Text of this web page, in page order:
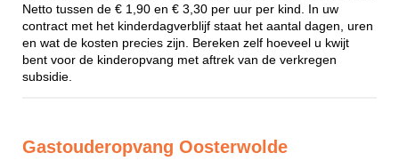
Netto tussen de € 1,90 en € 3,30 per uur per kind. In uw
contract met het kinderdagverblijf staat het aantal dagen, uren
en wat de kosten precies zijn. Bereken zelf hoeveel u kwijt
bent voor de kinderopvang met aftrek van de verkregen
subsidie.
Gastouderopvang Oosterwolde